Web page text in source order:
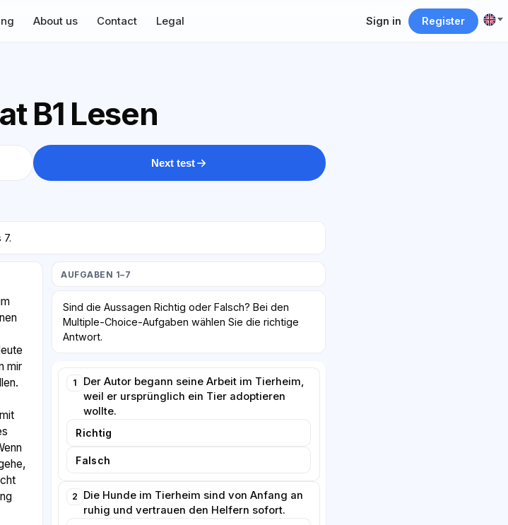
About us Contact Legal Sign in Register
B1 Lesen
Next test
mir
AUFGABEN 1–7
Sind die Aussagen Richtig oder Falsch? Bei den
Multiple-Choice-Aufgaben wählen Sie die richtige
Antwort.
1
Der Autor begann seine Arbeit im Tierheim,
weil er ursprünglich ein Tier adoptieren
wollte.
Richtig
Falsch
2
Die Hunde im Tierheim sind von Anfang an
ruhig und vertrauen den Helfern sofort.